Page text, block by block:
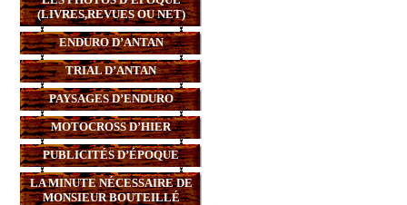
(LIVRES,REVUES OU NET)
ENDURO D’ANTAN
TRIAL D’ANTAN
PAYSAGES D’ENDURO
MOTOCROSS D’HIER
PUBLICITÉS D’ÉPOQUE
LA MINUTE NÉCESSAIRE DE
MONSIEUR BOUTEILLÉ